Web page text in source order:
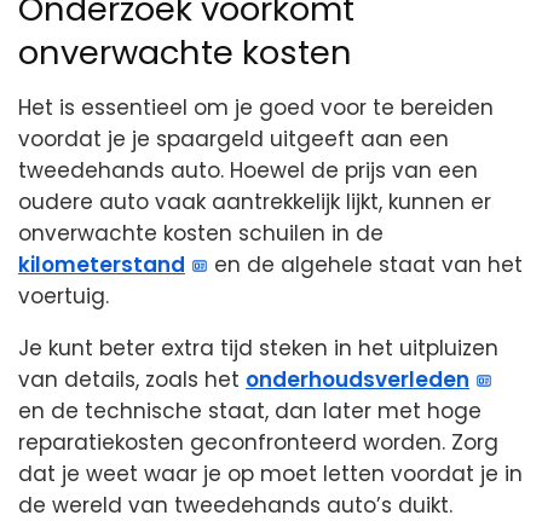
onverwachte kosten
Het is essentieel om je goed voor te bereiden
voordat je je spaargeld uitgeeft aan een
tweedehands auto. Hoewel de prijs van een
oudere auto vaak aantrekkelijk lijkt, kunnen er
onverwachte kosten schuilen in de
kilometerstand
en de algehele staat van het
voertuig.
Je kunt beter extra tijd steken in het uitpluizen
van details, zoals het onderhoudsverleden
en de technische staat, dan later met hoge
reparatiekosten geconfronteerd worden. Zorg
dat je weet waar je op moet letten voordat je in
de wereld van tweedehands auto’s duikt.